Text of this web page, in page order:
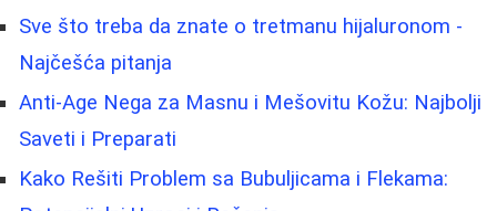
Sve što treba da znate o tretmanu hijaluronom -
Najčešća pitanja
Anti-Age Nega za Masnu i Mešovitu Kožu: Najbolji
Saveti i Preparati
Kako Rešiti Problem sa Bubuljicama i Flekama: